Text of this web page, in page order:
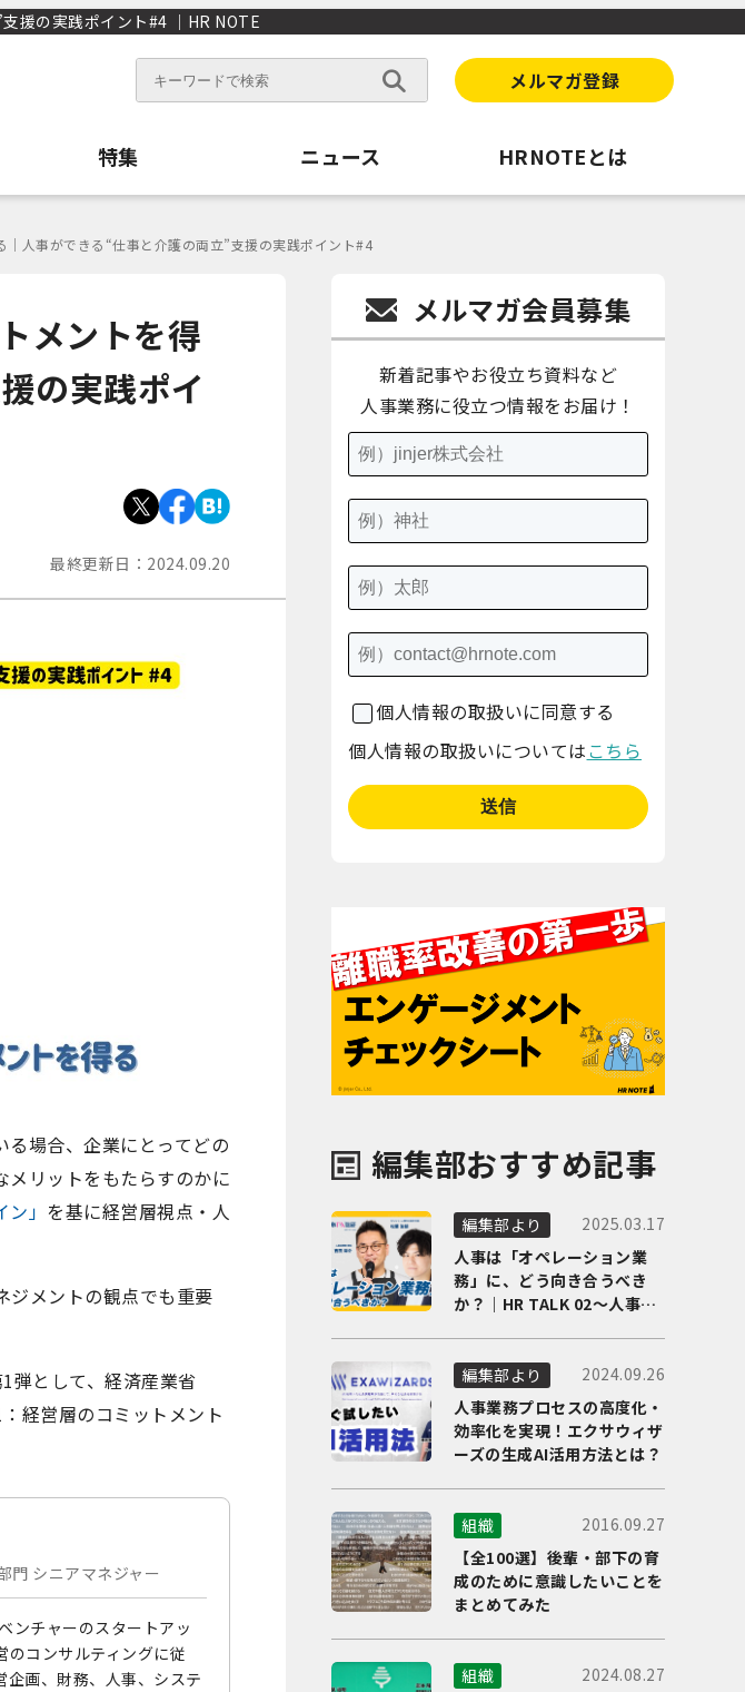
援の実践ポイント#4 ｜HR NOTE
メルマガ登録
特集 ニュース HRNOTEとは
人事ができる“仕事と介護の両立”支援の実践ポイント#4
メントを得
の実践ポイ
最終更新日： 2024.09.20
場合、企業にとってどの
メリットをもたらすのかに
」 を基に経営層視点・人
ジメントの観点でも重要
1弾として、経済産業省
：経営層のコミットメント
門 シニアマネジャー
ンチャーのスタートアッ
のコンサルティングに従
画、財務、人事、システ
メルマガ会員募集
新着記事やお役立ち資料など
人事業務に役立つ情報をお届け！
個人情報の取扱いに同意する
個人情報の取扱いについては こちら
編集部おすすめ記事
編集部より
2025.03.17
人事は「オペレーション業
務」に、どう向き合うべき
か？｜HR TALK 02～人事DX
編集部より
2024.09.26
人事業務プロセスの高度化・
効率化を実現！エクサウィザ
ーズの生成AI活用方法とは？
組織
2016.09.27
【全100選】後輩・部下の育
成のために意識したいことを
まとめてみた
組織
2024.08.27